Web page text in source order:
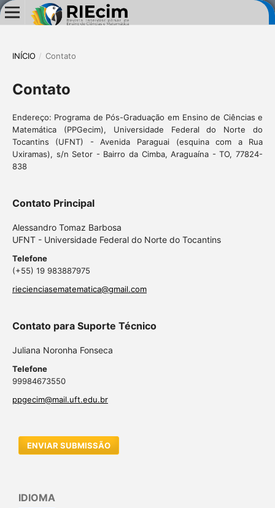
INÍCIO / Contato
Contato
Endereço: Programa de Pós-Graduação em Ensino de Ciências e
Matemática (PPGecim), Universidade Federal do Norte do
Tocantins (UFNT) - Avenida Paraguai (esquina com a Rua
Uxiramas), s/n Setor - Bairro da Cimba, Araguaína - TO, 77824-
838
Contato Principal
Alessandro Tomaz Barbosa
UFNT - Universidade Federal do Norte do Tocantins
Telefone
(+55) 19 983887975
riecienciasematematica@gmail.com
Contato para Suporte Técnico
Juliana Noronha Fonseca
Telefone
99984673550
ppgecim@mail.uft.edu.br
ENVIAR SUBMISSÃO
IDIOMA